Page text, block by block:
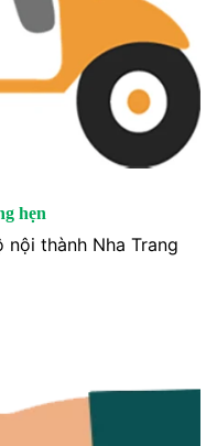
hẹn
thành Nha Trang